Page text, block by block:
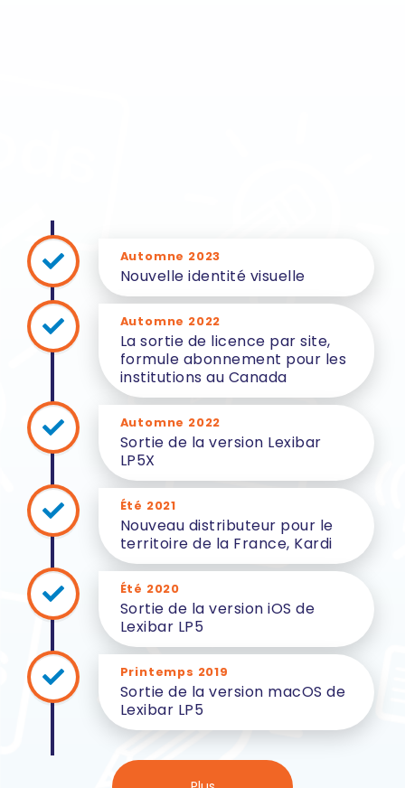
Automne 2023
Nouvelle identité visuelle
Automne 2022
La sortie de licence par site,
formule abonnement pour les
institutions au Canada
Automne 2022
Sortie de la version Lexibar
LP5X
Été 2021
Nouveau distributeur pour le
territoire de la France, Kardi
Été 2020
Sortie de la version iOS de
Lexibar LP5
Printemps 2019
Sortie de la version macOS de
Lexibar LP5